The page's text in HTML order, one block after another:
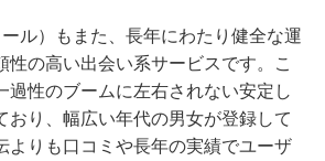
ル）もまた、長年にわたり健全な運
性の高い出会い系サービスです。こ
過性のブームに左右されない安定し
おり、幅広い年代の男女が登録して
よりも口コミや長年の実績でユーザ